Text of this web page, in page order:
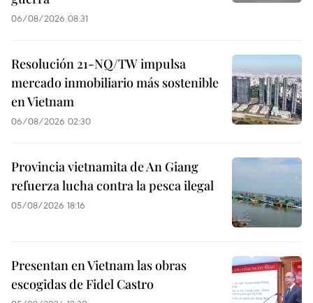
06/08/2026 08:31
Resolución 21-NQ/TW impulsa
mercado inmobiliario más sostenible
en Vietnam
06/08/2026 02:30
Provincia vietnamita de An Giang
refuerza lucha contra la pesca ilegal
05/08/2026 18:16
Presentan en Vietnam las obras
escogidas de Fidel Castro